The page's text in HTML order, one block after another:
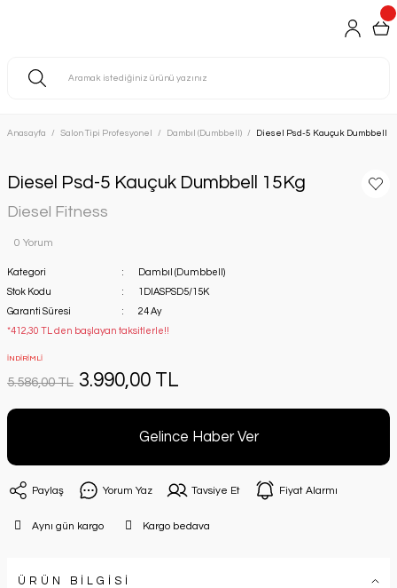
Anasayfa Salon Tipi Profesyonel Dambıl (Dumbbell) Diesel Psd-5 Kauçuk Dumbbell
Diesel Psd-5 Kauçuk Dumbbell 15Kg
Diesel Fitness
0 Yorum
Kategori
Dambıl (Dumbbell)
Stok Kodu
1DIASPSD5/15K
Garanti Süresi
24 Ay
*412,30 TL den başlayan taksitlerle!!
İNDİRİMLİ
5.586,00 TL 3.990,00 TL
Gelince Haber Ver
Paylaş Yorum Yaz Tavsiye Et Fiyat Alarmı
Aynı gün kargo Kargo bedava
ÜRÜN BİLGİSİ